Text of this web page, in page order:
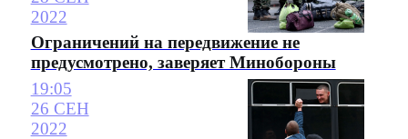
2022
Ограничений на передвижение не
предусмотрено, заверяет Минобороны
19:05
26 СЕН
2022